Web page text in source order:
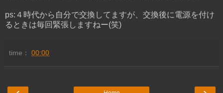
ps:４時代から自分で交換してますが、交換後に電源を付け
るときは毎回緊張しますねー(笑)
time： 00:00